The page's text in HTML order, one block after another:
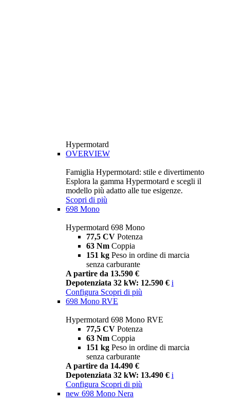
Hypermotard
OVERVIEW
Famiglia Hypermotard: stile e divertimento
Esplora la gamma Hypermotard e scegli il
modello più adatto alle tue esigenze.
Scopri di più
698 Mono
Hypermotard 698 Mono
77,5 CV Potenza
63 Nm Coppia
151 kg Peso in ordine di marcia
senza carburante
A partire da 13.590 €
Depotenziata 32 kW: 12.590 € i
Configura Scopri di più
698 Mono RVE
Hypermotard 698 Mono RVE
77,5 CV Potenza
63 Nm Coppia
151 kg Peso in ordine di marcia
senza carburante
A partire da 14.490 €
Depotenziata 32 kW: 13.490 € i
Configura Scopri di più
new 698 Mono Nera